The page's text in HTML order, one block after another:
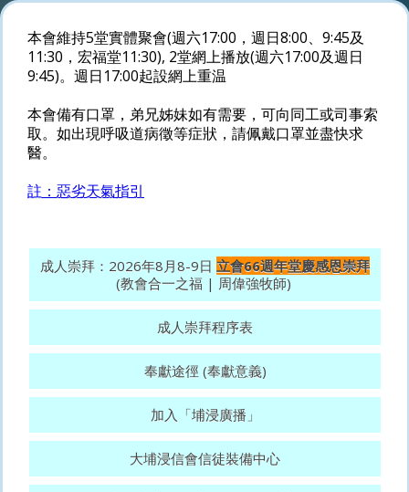
本會維持5堂實體聚會(週六17:00，週日8:00、9:45及
11:30，宏福堂11:30), 2堂網上播放(週六17:00及週日
9:45)。週日17:00起設網上重温
本會備有口罩，弟兄姊妹如有需要，可向同工或司事索
取。如出現呼吸道病徵等症狀，請佩戴口罩並盡快求
醫。
註：惡劣天氣指引
成人崇拜：2026年8月8-9日 立會66週年堂慶感恩崇拜
(教會合一之福 | 周偉強牧師)
成人崇拜程序表
奉獻途徑 (奉獻意義)
加入「埔浸廣播」
大埔浸信會信徒裝備中心